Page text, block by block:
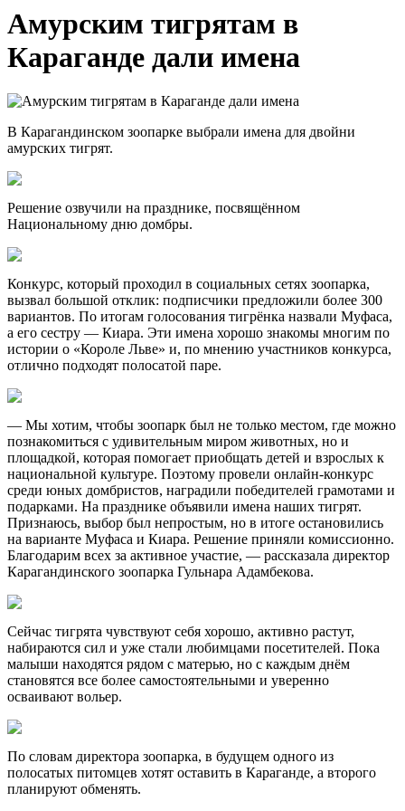
Амурским тигрятам в
Караганде дали имена
В Карагандинском зоопарке выбрали имена для двойни
амурских тигрят.
Решение озвучили на празднике, посвящённом
Национальному дню домбры.
Конкурс, который проходил в социальных сетях зоопарка,
вызвал большой отклик: подписчики предложили более 300
вариантов. По итогам голосования тигрёнка назвали Муфаса,
а его сестру — Киара. Эти имена хорошо знакомы многим по
истории о «Короле Льве» и, по мнению участников конкурса,
отлично подходят полосатой паре.
— Мы хотим, чтобы зоопарк был не только местом, где можно
познакомиться с удивительным миром животных, но и
площадкой, которая помогает приобщать детей и взрослых к
национальной культуре. Поэтому провели онлайн-конкурс
среди юных домбристов, наградили победителей грамотами и
подарками. На празднике объявили имена наших тигрят.
Признаюсь, выбор был непростым, но в итоге остановились
на варианте Муфаса и Киара. Решение приняли комиссионно.
Благодарим всех за активное участие, — рассказала директор
Карагандинского зоопарка Гульнара Адамбекова.
Сейчас тигрята чувствуют себя хорошо, активно растут,
набираются сил и уже стали любимцами посетителей. Пока
малыши находятся рядом с матерью, но с каждым днём
становятся все более самостоятельными и уверенно
осваивают вольер.
По словам директора зоопарка, в будущем одного из
полосатых питомцев хотят оставить в Караганде, а второго
планируют обменять.